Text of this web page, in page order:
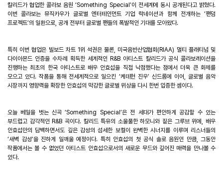
칼리드가 협업한 콜라보 음원‘Something Special ’이 전세계에 동시 공개된다고 밝혔다.
이번 콜라보는 뮤직카우가 글로벌 엔터테인먼트 기업 락네이션과 함께 전개하는 ‘팬덤
프로젝트’의 일환으로 공개 전부터 글로벌 팬들의 폭발적인 기대를 모아왔다.
특히 이번 협업은 빌보드 차트1위 석권은 물론 미국음반산업협회 (RIAA) 멀티 플래티넘 및
다이아몬드 인증을 수차례 획득한 세계적인 R&B 아티스트 칼리드가 공식 콜라보레이션을
진행하는 최초의 한국 아티스트로 배우 안효섭을 직접 낙점했다는 점에서 더욱 큰 화제를
모으고 있다.작품을 통해 전세계적으로 일으킨 ‘케데헌 진우’ 신드롬에 이어
글로벌 음악
시장까지 영향력을 확장한 안효섭의 막강한 글로벌 위상을 다시 한번 입증한 셈이다.
오늘 베일을 벗는 신곡‘Something Special ’은 전 세대가 편안하게 공감할 수 있는
부드럽고 감각적인 R&B 곡이다. 칼리드 특유의 소울풀한 하모니와 짙은 그루브 위에
배우
안효섭만의 담백하면서도 깊은 감성의 섬세한 보컬이 완벽한 시너지를 이루며 리스너들의
‘새벽 감성’을 진하게 일깨울 예정이다. 특히 안효섭의 첫 공식 솔로 음원인 만큼, 그동안
작품에서는 볼 수 없었던 아티스트 안효섭으로서의 새로운 무드와 깊어진 매력을 만나볼 수
있다.